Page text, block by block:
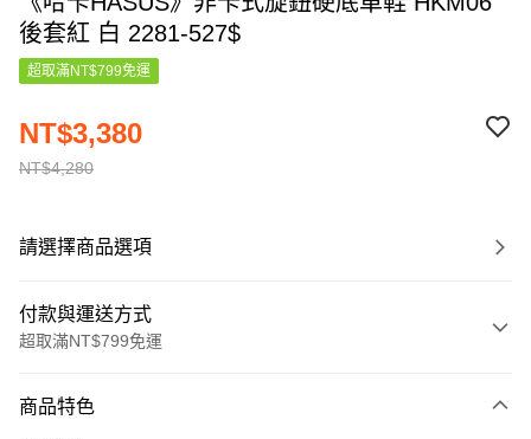
後套紅 白 2281-527$
超取滿NT$799免運
NT$4,280
NT$3,380
請選擇商品選項
付款與運送方式
超取滿NT$799免運
信用卡一次付款
商品特色